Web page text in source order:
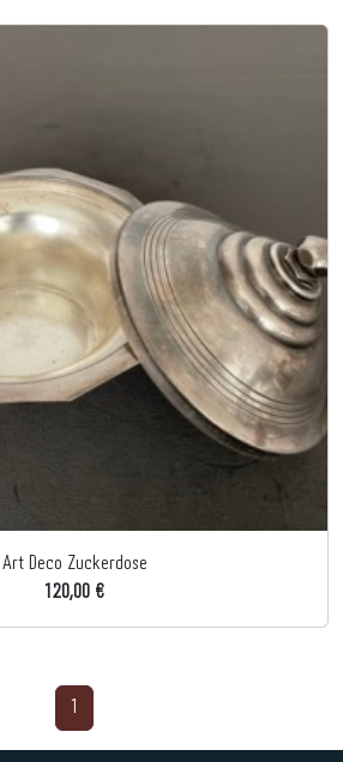
Art Deco Zuckerdose
120,00 €